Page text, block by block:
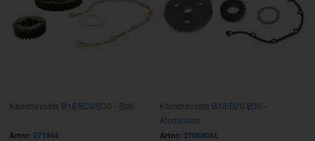
Kamdrevsats B18/B20/B30 - Stål
Artnr: 271944
Kamdrevsats B18/B20/B30 -
Aluminium
Artnr: 270690AL